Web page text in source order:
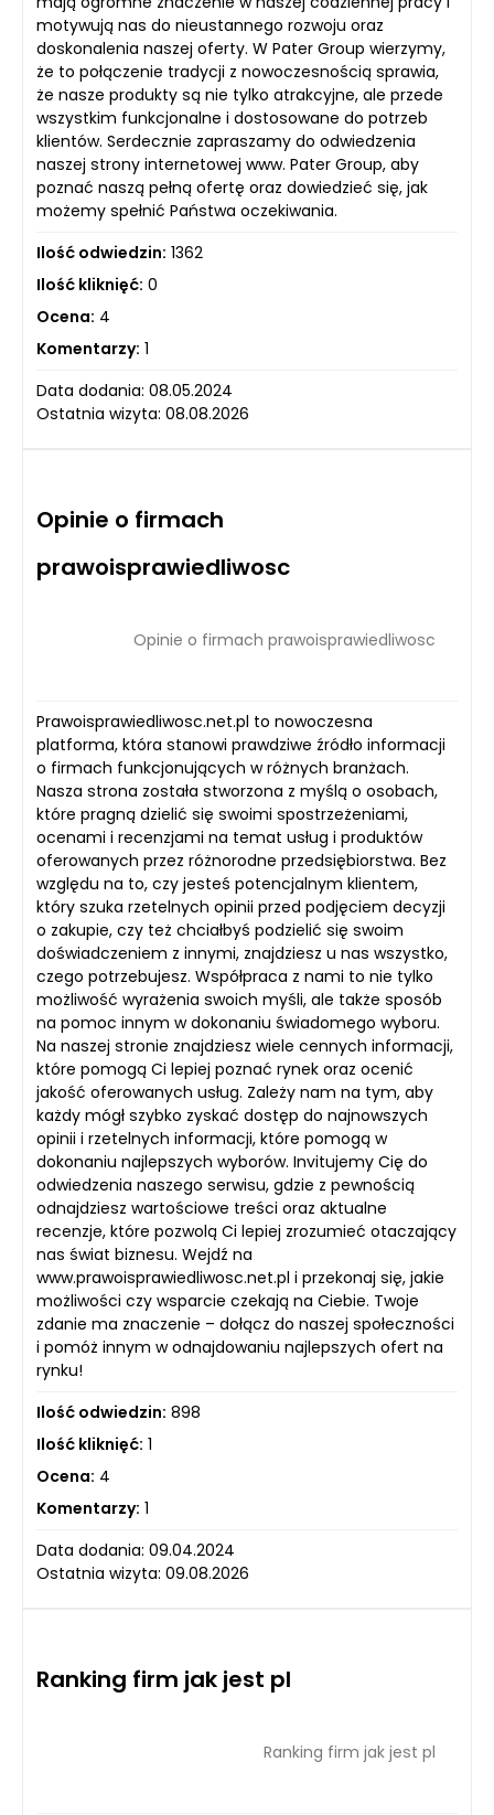
motywują nas do nieustannego rozwoju oraz
doskonalenia naszej oferty. W Pater Group wierzymy,
że to połączenie tradycji z nowoczesnością sprawia,
że nasze produkty są nie tylko atrakcyjne, ale przede
wszystkim funkcjonalne i dostosowane do potrzeb
klientów. Serdecznie zapraszamy do odwiedzenia
naszej strony internetowej www. Pater Group, aby
poznać naszą pełną ofertę oraz dowiedzieć się, jak
możemy spełnić Państwa oczekiwania.
Ilość odwiedzin: 1362
Ilość kliknięć: 0
Ocena: 4
Komentarzy: 1
Data dodania: 08.05.2024
Ostatnia wizyta: 08.08.2026
Opinie o firmach
prawoisprawiedliwosc
Opinie o firmach prawoisprawiedliwosc
Prawoisprawiedliwosc.net.pl to nowoczesna
platforma, która stanowi prawdziwe źródło informacji
o firmach funkcjonujących w różnych branżach.
Nasza strona została stworzona z myślą o osobach,
które pragną dzielić się swoimi spostrzeżeniami,
ocenami i recenzjami na temat usług i produktów
oferowanych przez różnorodne przedsiębiorstwa. Bez
względu na to, czy jesteś potencjalnym klientem,
który szuka rzetelnych opinii przed podjęciem decyzji
o zakupie, czy też chciałbyś podzielić się swoim
doświadczeniem z innymi, znajdziesz u nas wszystko,
czego potrzebujesz. Współpraca z nami to nie tylko
możliwość wyrażenia swoich myśli, ale także sposób
na pomoc innym w dokonaniu świadomego wyboru.
Na naszej stronie znajdziesz wiele cennych informacji,
które pomogą Ci lepiej poznać rynek oraz ocenić
jakość oferowanych usług. Zależy nam na tym, aby
każdy mógł szybko zyskać dostęp do najnowszych
opinii i rzetelnych informacji, które pomogą w
dokonaniu najlepszych wyborów. Invitujemy Cię do
odwiedzenia naszego serwisu, gdzie z pewnością
odnajdziesz wartościowe treści oraz aktualne
recenzje, które pozwolą Ci lepiej zrozumieć otaczający
nas świat biznesu. Wejdź na
www.prawoisprawiedliwosc.net.pl i przekonaj się, jakie
możliwości czy wsparcie czekają na Ciebie. Twoje
zdanie ma znaczenie – dołącz do naszej społeczności
i pomóż innym w odnajdowaniu najlepszych ofert na
rynku!
Ilość odwiedzin: 898
Ilość kliknięć: 1
Ocena: 4
Komentarzy: 1
Data dodania: 09.04.2024
Ostatnia wizyta: 09.08.2026
Ranking firm jak jest pl
Ranking firm jak jest pl